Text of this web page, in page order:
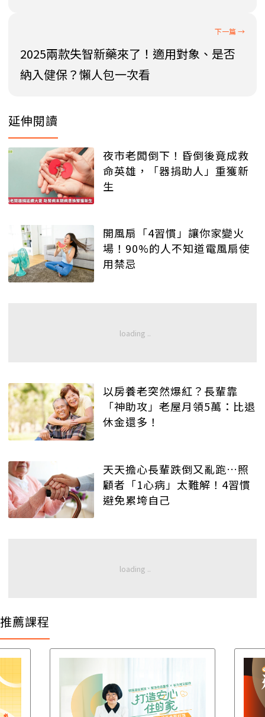
2025兩款失智新藥來了！適用對象、是否
納入健保？懶人包一次看
延伸閱讀
夜市老闆倒下！昏倒後竟成救
命英雄，「器捐助人」重獲新
生
開風扇「4習慣」讓你家變火
場！90%的人不知道電風扇使
用禁忌
以房養老突然爆紅？長輩靠
「神助攻」老屋月領5萬：比退
休金還多！
天天擔心長輩跌倒又亂跑…照
顧者「1心病」太難解！4習慣
避免累垮自己
推薦課程